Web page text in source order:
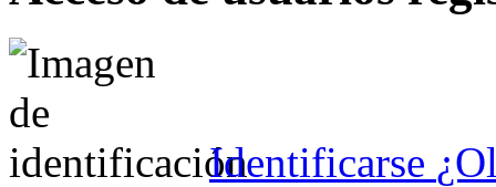
Identificarse